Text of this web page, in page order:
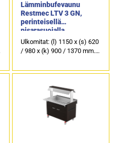
Lämminbufevaunu
Restmec LTV 3 GN,
perinteisellä
pisarasuojalla
Ulkomitat: (l) 1150 x (s) 620
/ 980 x (k) 900 / 1370 mm.
1/1.
(kuvassa), tammi, tumma
tammi, pähkinä, pyökki,
koivu ja valkoinen.
4-kääntyvää pyörää, joista
kaksi lukittavaa.